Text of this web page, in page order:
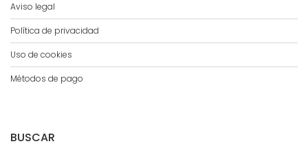
Aviso legal
Política de privacidad
Uso de cookies
Métodos de pago
BUSCAR